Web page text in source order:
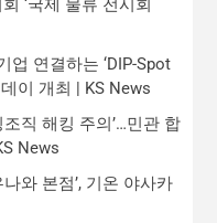
‘국제 물류 전시회
업 연결하는 ‘DIP-Spot
이 개최 | KS News
직 해킹 주의’…민관 합
News
와 본점’, 기온 야사카